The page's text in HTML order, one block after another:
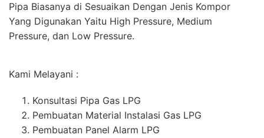
Pipa Biasanya di Sesuaikan Dengan Jenis Kompor
Yang Digunakan Yaitu High Pressure, Medium
Pressure, dan Low Pressure.
Kami Melayani :
Konsultasi Pipa Gas LPG
Pembuatan Material Instalasi Gas LPG
Pembuatan Panel Alarm LPG